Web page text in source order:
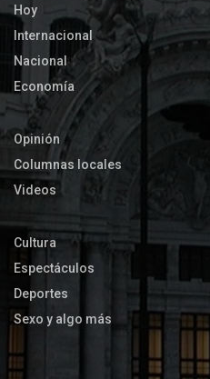
Hoy
Internacional
Nacional
Economía
Opinión
Columnas locales
Videos
Cultura
Espectáculos
Deportes
Sexo y algo más